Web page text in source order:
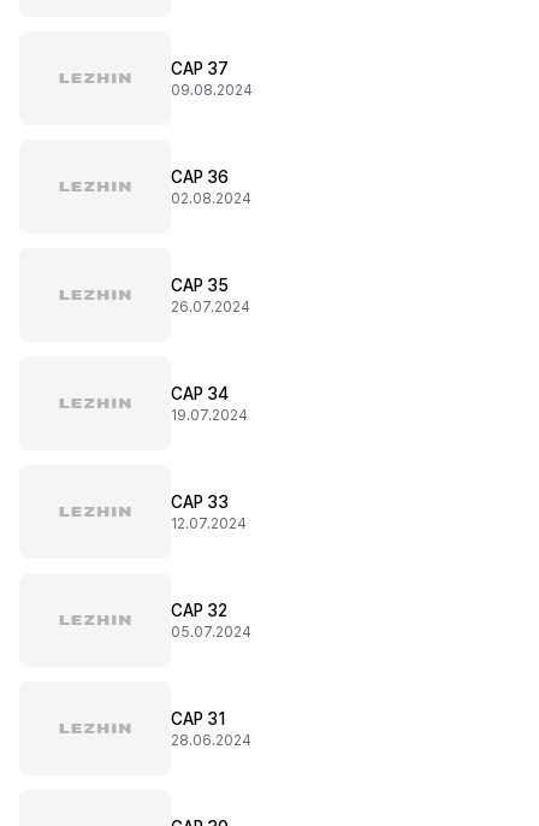
CAP 37
09.08.2024
CAP 36
02.08.2024
CAP 35
26.07.2024
CAP 34
19.07.2024
CAP 33
12.07.2024
CAP 32
05.07.2024
CAP 31
28.06.2024